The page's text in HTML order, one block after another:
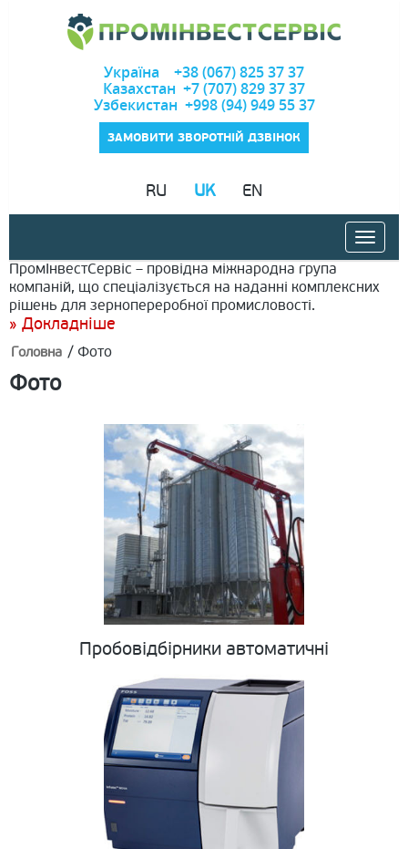
Україна +38 (067) 825 37 37
Казахстан +7 (707) 829 37 37
Узбекистан +998 (94) 949 55 37
ЗАМОВИТИ ЗВОРОТНІЙ ДЗВІНОК
RU UK EN
ПромІнвестСервіс – провідна міжнародна група
компаній, що спеціалізується на наданні комплексних
рішень для зернопереробної промисловості.
» Докладніше
Головна / Фото
Фото
Пробовідбірники автоматичні